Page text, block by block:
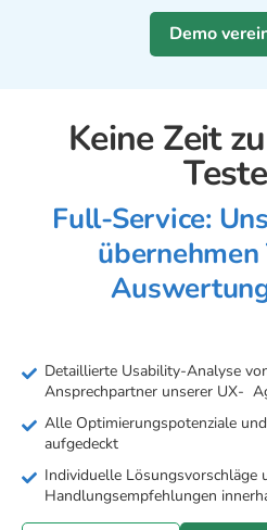
Demo
Keine Zeit
Full-Service:
Detaillierte Usability-Analyse
Ansprechpartner unserer UX-
Alle Optimierungspotenziale
aufgedeckt
Individuelle Lösungsvorschläge
Handlungsempfehlungen